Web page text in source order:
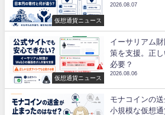
仮想通貨ニュース
2026.08.07
仮想通貨ニュース
イーサリアム
策を支援。正
必要？
2026.08.06
モナコインの
小規模な仮想